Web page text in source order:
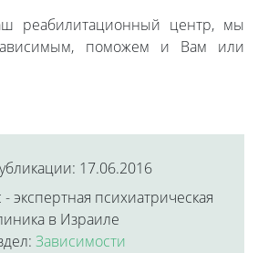
реабилитационный центр, мы
поможем и Вам или
17.06.2016
экспертная психиатрическая
в Израиле
Зависимости